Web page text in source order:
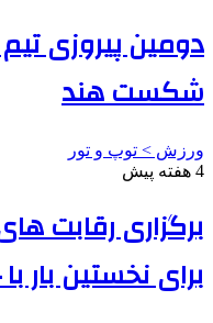
دومین پیروزی تیم
شکست هند
ورزش > توپ و تور
4 هفته پیش
برگزاری رقابت
برای نخستین بار با